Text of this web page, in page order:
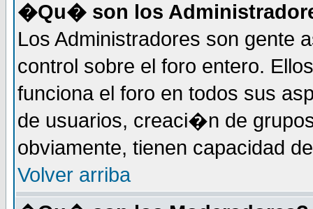
�Qu� son los
Los Administradores son gente
control sobre el foro entero.
funciona el foro en todos sus
de usuarios, creaci�n de
obviamente, tienen capacidad
Volver arriba